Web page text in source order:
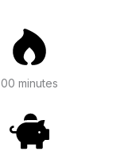
00 minutes